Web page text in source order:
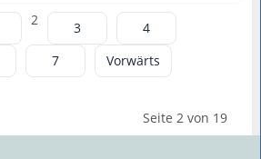
und Schüler abzubilden, die
Übungsformate haben sich aber
geändert. Jede Schülerin und
jeder Schüler hat die Möglichkeit,
mit der entsprechenden
Gemeinsam mit dem Zeugnis gibt
es eine Urkunde für die Stufen
2 3
4
7
Vorwärts
Seite 2 von 19